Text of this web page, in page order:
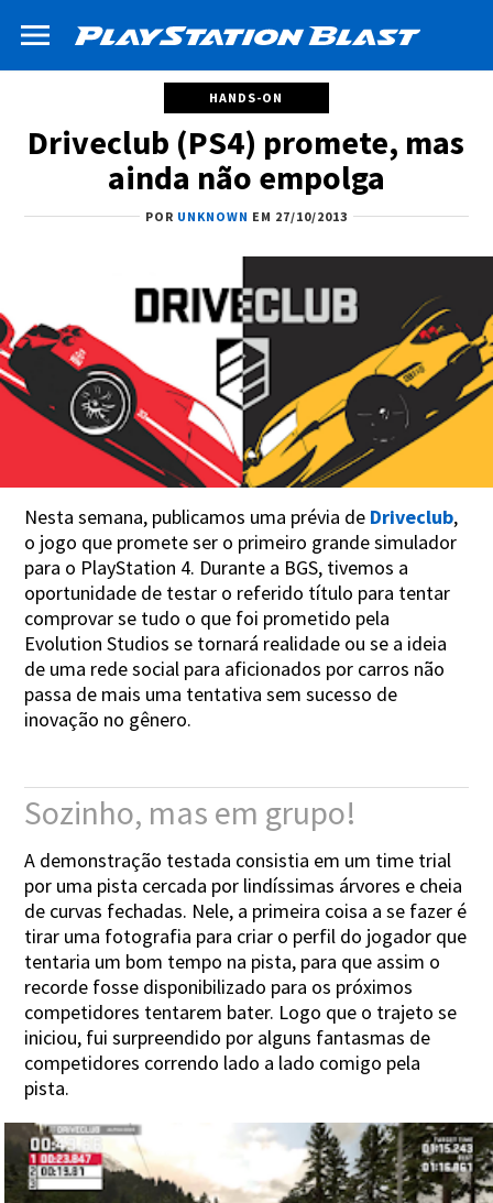
HANDS-ON
Driveclub (PS4) promete, mas
ainda não empolga
POR UNKNOWN EM 27/10/2013
Nesta semana, publicamos uma prévia de Driveclub,
o jogo que promete ser o primeiro grande simulador
para o PlayStation 4. Durante a BGS, tivemos a
oportunidade de testar o referido título para tentar
comprovar se tudo o que foi prometido pela
Evolution Studios se tornará realidade ou se a ideia
de uma rede social para aficionados por carros não
passa de mais uma tentativa sem sucesso de
inovação no gênero.
Sozinho, mas em grupo!
A demonstração testada consistia em um time trial
por uma pista cercada por lindíssimas árvores e cheia
de curvas fechadas. Nele, a primeira coisa a se fazer é
tirar uma fotografia para criar o perfil do jogador que
tentaria um bom tempo na pista, para que assim o
recorde fosse disponibilizado para os próximos
competidores tentarem bater. Logo que o trajeto se
iniciou, fui surpreendido por alguns fantasmas de
competidores correndo lado a lado comigo pela
pista.